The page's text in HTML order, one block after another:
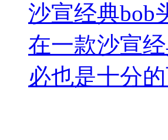
沙宣经典bob
在一款沙宣
必也是十分